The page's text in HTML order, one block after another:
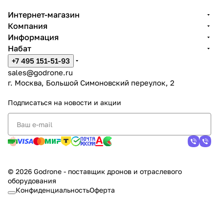
Интернет-магазин
Компания
Информация
Набат
+7 495 151-51-93
sales@godrone.ru
г. Москва, Большой Симоновский переулок, 2
Подписаться на новости и акции
© 2026 Godrone - поставщик дронов и отраслевого
оборудования
КонфиденциальностьОферта